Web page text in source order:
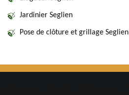
Jardinier Seglien
Pose de clôture et grillage Seglien